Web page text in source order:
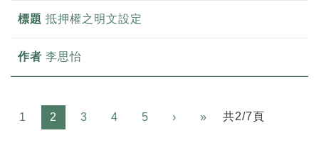
抵押權之明文設定
李思怡
1 2 3 4 5 › » Next共2/7頁